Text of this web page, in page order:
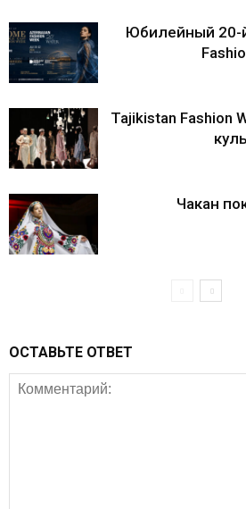
Юбилейный 20-
Tajikistan Fashion
Чакан
ОСТАВЬТЕ ОТВЕТ